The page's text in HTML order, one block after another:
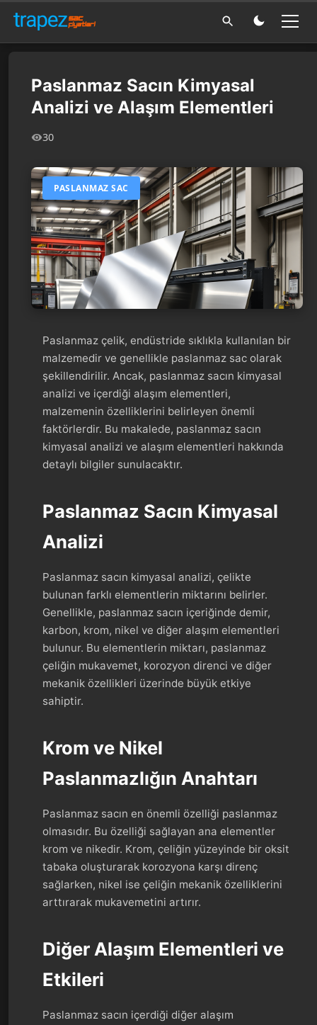
Paslanmaz Sacın Kimyasal
Analizi ve Alaşım Elementleri
30
PASLANMAZ SAC
Paslanmaz çelik, endüstride sıklıkla kullanılan bir
malzemedir ve genellikle paslanmaz sac olarak
şekillendirilir. Ancak, paslanmaz sacın kimyasal
analizi ve içerdiği alaşım elementleri,
malzemenin özelliklerini belirleyen önemli
faktörlerdir. Bu makalede, paslanmaz sacın
kimyasal analizi ve alaşım elementleri hakkında
detaylı bilgiler sunulacaktır.
Paslanmaz Sacın Kimyasal
Analizi
Paslanmaz sacın kimyasal analizi, çelikte
bulunan farklı elementlerin miktarını belirler.
Genellikle, paslanmaz sacın içeriğinde demir,
karbon, krom, nikel ve diğer alaşım elementleri
bulunur. Bu elementlerin miktarı, paslanmaz
çeliğin mukavemet, korozyon direnci ve diğer
mekanik özellikleri üzerinde büyük etkiye
sahiptir.
Krom ve Nikel
Paslanmazlığın Anahtarı
Paslanmaz sacın en önemli özelliği paslanmaz
olmasıdır. Bu özelliği sağlayan ana elementler
krom ve nikedir. Krom, çeliğin yüzeyinde bir oksit
tabaka oluşturarak korozyona karşı direnç
sağlarken, nikel ise çeliğin mekanik özelliklerini
arttırarak mukavemetini artırır.
Diğer Alaşım Elementleri ve
Etkileri
Paslanmaz sacın içerdiği diğer alaşım